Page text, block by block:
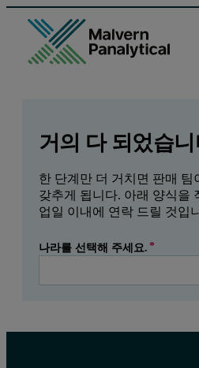
거의 다 되었습니
한 단계만 더 거치면 판매
갖추게 됩니다. 아래 양식을
업일 이내에 연락 드릴 것입
나라를 선택해 주세요.